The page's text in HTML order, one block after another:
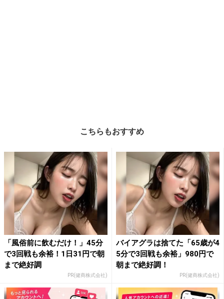
こちらもおすすめ
「風俗前に飲むだけ！」45分
で3回戦も余裕！1日31円で朝
まで絶好調
PR(健商株式会社)
バイアグラは捨てた「65歳が4
5分で3回戦も余裕」980円で
朝まで絶好調！
PR(健商株式会社)